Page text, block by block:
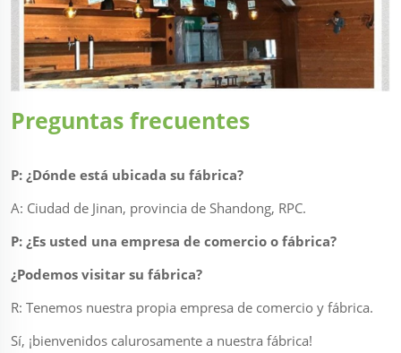
Preguntas frecuentes
P: ¿Dónde está ubicada su fábrica?
A: Ciudad de Jinan, provincia de Shandong, RPC.
P: ¿Es usted una empresa de comercio o fábrica?
¿Podemos visitar su fábrica?
R: Tenemos nuestra propia empresa de comercio y fábrica.
Sí, ¡bienvenidos calurosamente a nuestra fábrica!